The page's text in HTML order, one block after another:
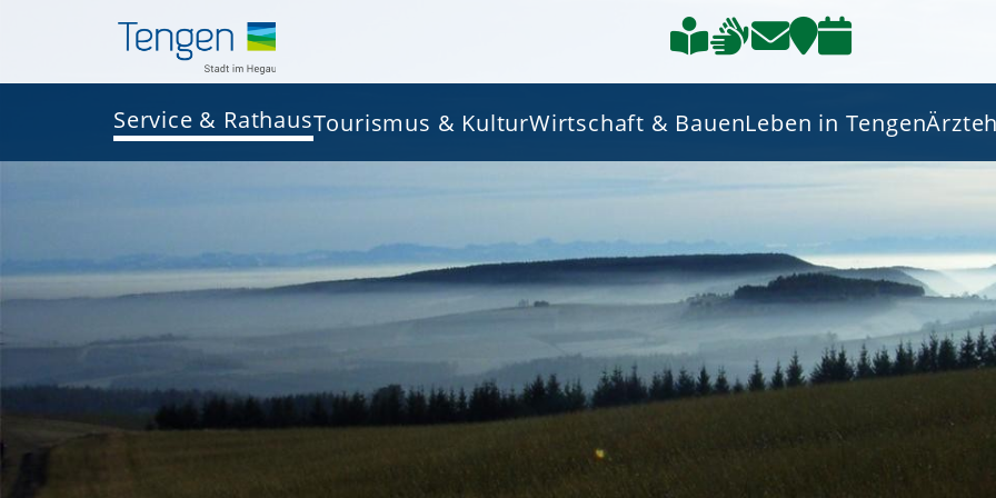
Service & RathausTourismus & KulturWirtschaft & BauenLeben in Tengen